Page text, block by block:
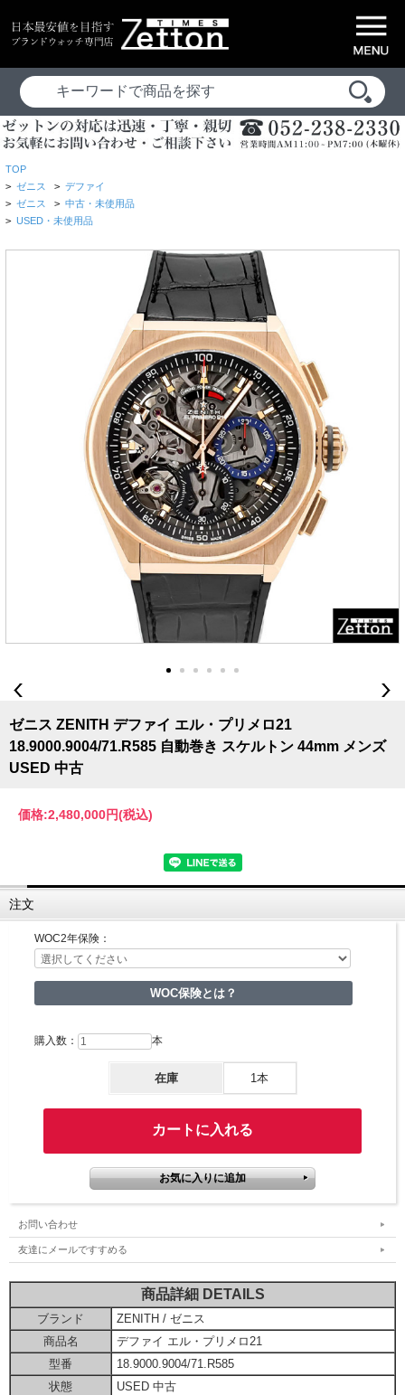
TOP
> ゼニス > デファイ
> ゼニス > 中古・未使用品
> USED・未使用品
ゼニス ZENITH デファイ エル・プリメロ21
18.9000.9004/71.R585 自動巻き スケルトン 44mm メンズ
USED 中古
価格:2,480,000円(税込)
注文
WOC2年保険：
WOC保険とは？
購入数： 本
在庫 1本
お問い合わせ
友達にメールですすめる
商品詳細 DETAILS
ブランド
ZENITH / ゼニス
商品名
デファイ エル・プリメロ21
型番
18.9000.9004/71.R585
状態
USED 中古